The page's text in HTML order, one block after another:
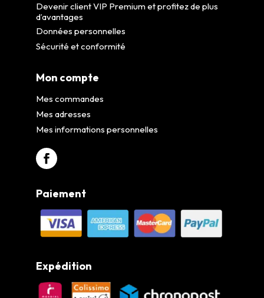
Devenir client VIP Premium et profitez de plus
d’avantages
Données personnelles
Sécurité et conformité
Mon compte
Mes commandes
Mes adresses
Mes informations personnelles
Paiement
Expédition